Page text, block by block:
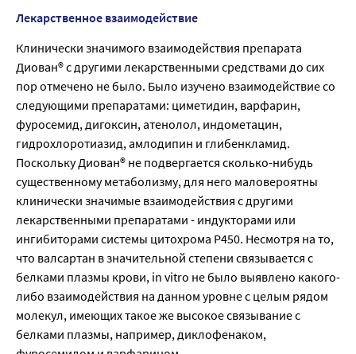
Лекарственное взаимодействие
Клинически значимого взаимодействия препарата
Диован® с другими лекарственными средствами до сих
пор отмечено не было. Было изучено взаимодействие со
следующими препаратами: циметидин, варфарин,
фуросемид, дигоксин, атенолол, индометацин,
гидрохлоротиазид, амлодипин и глибенкламид.
Поскольку Диован® не подвергается сколько-нибудь
существенному метаболизму, для него маловероятны
клинически значимые взаимодействия с другими
лекарственными препаратами - индукторами или
ингибиторами системы цитохрома P450. Несмотря на то,
что валсартан в значительной степени связывается с
белками плазмы крови, in vitro не было выявлено какого-
либо взаимодействия на данном уровне с целым рядом
молекул, имеющих такое же высокое связывание с
белками плазмы, например, диклофенаком,